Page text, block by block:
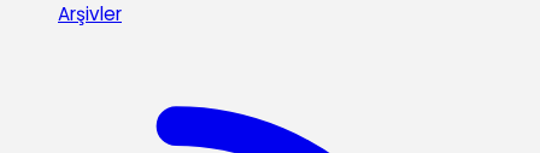
Arşivler